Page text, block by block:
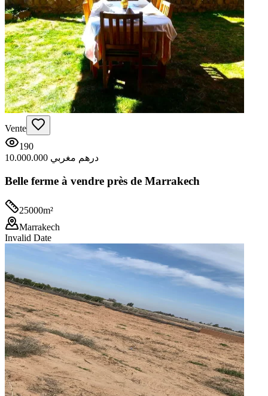
Vente
190
10.000.000 درهم مغربي
Belle ferme à vendre près de Marrakech
25000m²
Marrakech
Invalid Date